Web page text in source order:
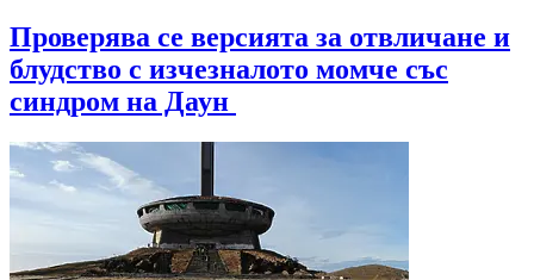
Проверява се версията за отвличане и
блудство с изчезналото момче със
синдром на Даун